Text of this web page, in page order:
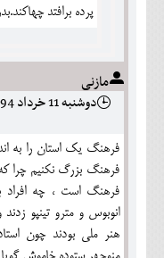
پرده برافتد
مازنی
دوشنبه 11 خرداد 1394-22:6
فرهنگ یک استان را به
فرهنگ بزرگ نکنیم چرا که
فرهنگ است ، چه افراد
انوبوس و مترو تینپو
هنر ملی بودند چون